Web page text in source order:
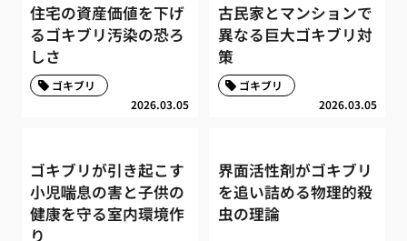
住宅の資産価値を下げ
るゴキブリ汚染の恐ろ
しさ
2026.03.05
ゴキブリ
古民家とマンションで
異なる巨大ゴキブリ対
策
2026.03.05
ゴキブリ
ゴキブリが引き起こす
小児喘息の害と子供の
健康を守る室内環境作
り
界面活性剤がゴキブリ
を追い詰める物理的殺
虫の理論